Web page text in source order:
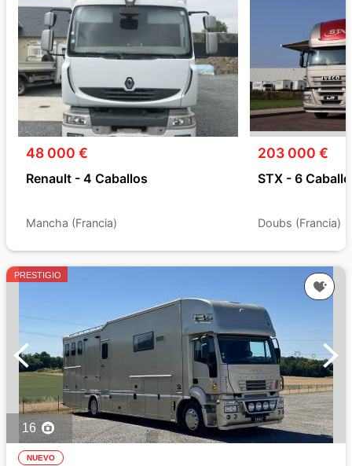
48 000 €
Renault - 4 Caballos
Mancha (Francia)
203 000 €
STX - 6
Doubs (Francia)
PRESTIGIO
16
NUEVO